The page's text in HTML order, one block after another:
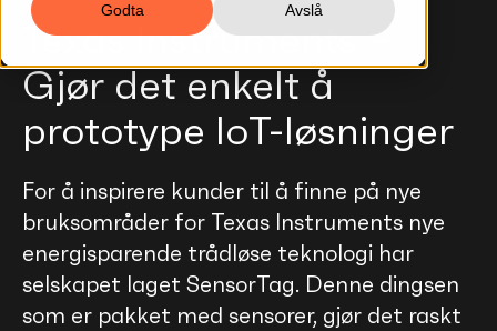
Godta Avslå
Texas Instruments –
Gjør det enkelt å
prototype IoT-løsninger
For å inspirere kunder til å finne på nye
bruksområder for Texas Instruments nye
energisparende trådløse teknologi har
selskapet laget SensorTag. Denne dingsen
som er pakket med sensorer, gjør det raskt